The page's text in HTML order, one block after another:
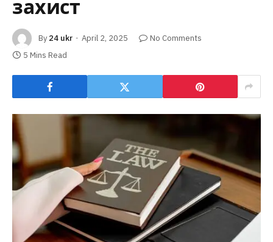
захист
By 24 ukr April 2, 2025
No Comments
5 Mins Read